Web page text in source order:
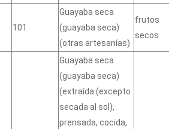
101
Guayaba seca
(guayaba seca)
(otras artesanías)
frutos
secos
Guayaba seca
(guayaba seca)
(extraída (excepto
secada al sol),
prensada, cocida,